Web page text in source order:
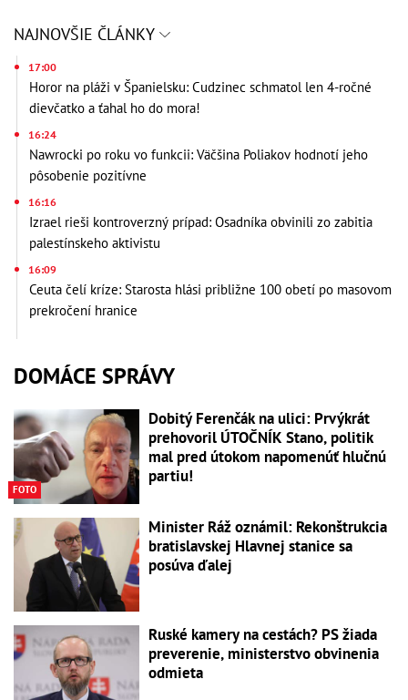
NAJNOVŠIE ČLÁNKY
17:00
Horor na pláži v Španielsku: Cudzinec schmatol len 4-ročné
dievčatko a ťahal ho do mora!
16:24
Nawrocki po roku vo funkcii: Väčšina Poliakov hodnotí jeho
pôsobenie pozitívne
16:16
Izrael rieši kontroverzný prípad: Osadníka obvinili zo zabitia
palestínskeho aktivistu
16:09
Ceuta čelí kríze: Starosta hlási približne 100 obetí po masovom
prekročení hranice
DOMÁCE SPRÁVY
FOTO
Dobitý Ferenčák na ulici: Prvýkrát
prehovoril ÚTOČNÍK Stano, politik
mal pred útokom napomenúť hlučnú
partiu!
Minister Ráž oznámil: Rekonštrukcia
bratislavskej Hlavnej stanice sa
posúva ďalej
Ruské kamery na cestách? PS žiada
preverenie, ministerstvo obvinenia
odmieta